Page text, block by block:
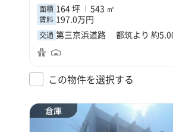
面積 164 坪 543 ㎡
賃料 197.0万円
交通 第三京浜道路 都筑より 約
この物件を選択する
倉庫